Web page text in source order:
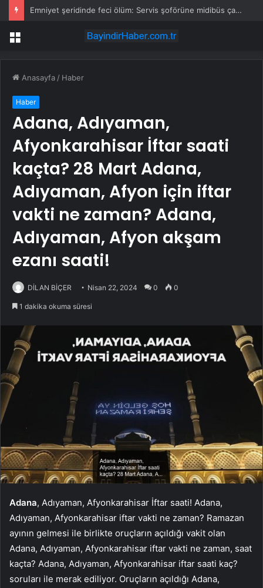
Emniyet şeridinde feci ölüm: Servis şoförüne midibüs çarptı
Menü
Anasayfa / Haber
Haber
Adana, Adıyaman,
Afyonkarahisar İftar saati
kaçta? 28 Mart Adana,
Adıyaman, Afyon için iftar
vakti ne zaman? Adana,
Adıyaman, Afyon akşam
ezanı saati!
DİLAN BİÇER Nisan 22, 2024 0 0
1 dakika okuma süresi
Adana, Adıyaman, Afyonkarahisar İftar saati! Adana,
Adıyaman, Afyonkarahisar iftar vakti ne zaman? Ramazan
ayının gelmesi ile birlikte oruçların açıldığı vakit olan
Adana, Adıyaman, Afyonkarahisar iftar vakti ne zaman, saat
kaçta? Adana, Adıyaman, Afyonkarahisar iftar saati kaç?
soruları ile merak ediliyor. Oruçların açıldığı Adana,